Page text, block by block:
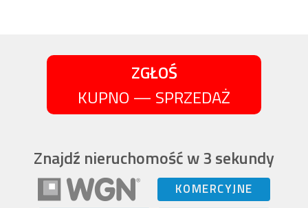
ZGŁOŚ
KUPNO — SPRZEDAŻ
Znajdź nieruchomość w 3 sekundy
KOMERCYJNE